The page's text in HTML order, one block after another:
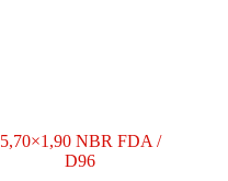
5,70×1,90 NBR FDA /
D96